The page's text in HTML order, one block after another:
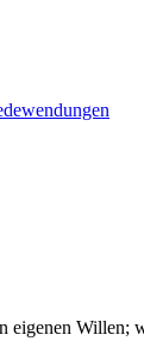
eigenen Willen;